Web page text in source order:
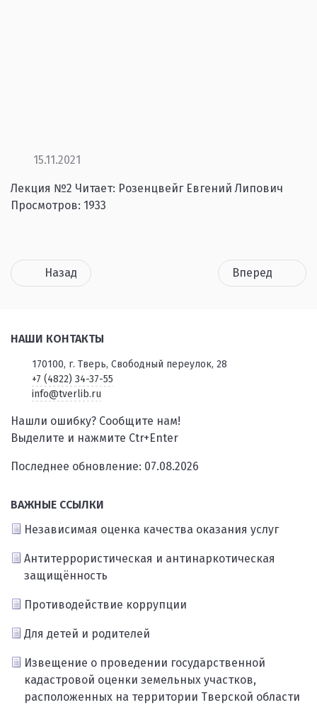
15.11.2021
Лекция №2 Читает: Розенцвейг Евгений Липович
Просмотров: 1933
Назад Вперед
НАШИ КОНТАКТЫ
170100, г. Тверь, Свободный переулок, 28
+7 (4822) 34-37-55
info@tverlib.ru
Нашли ошибку? Сообщите нам!
Выделите и нажмите Ctr+Enter
Последнее обновление: 07.08.2026
ВАЖНЫЕ ССЫЛКИ
Независимая оценка качества оказания услуг
Антитеррористическая и антинаркотическая
защищённость
Противодействие коррупции
Для детей и родителей
Извещение о проведении государственной
кадастровой оценки земельных участков,
расположенных на территории Тверской области